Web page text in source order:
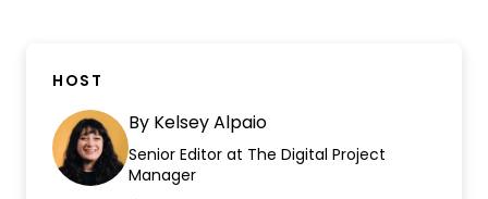
HOST
By Kelsey Alpaio
Senior Editor at The Digital Project
Manager